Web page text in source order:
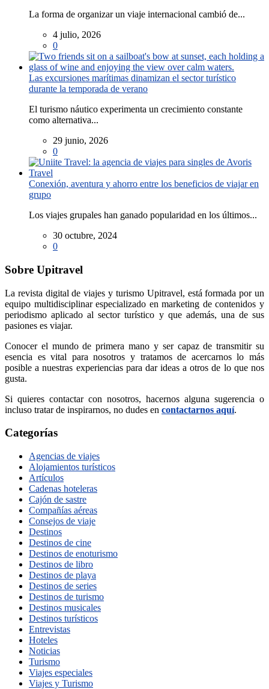
La forma de organizar un viaje internacional cambió de...
4 julio, 2026
0
Las excursiones marítimas dinamizan el sector turístico
durante la temporada de verano
El turismo náutico experimenta un crecimiento constante
como alternativa...
29 junio, 2026
0
Conexión, aventura y ahorro entre los beneficios de viajar en
grupo
Los viajes grupales han ganado popularidad en los últimos...
30 octubre, 2024
0
Sobre Upitravel
La revista digital de viajes y turismo Upitravel, está formada por un
equipo multidisciplinar especializado en marketing de contenidos y
periodismo aplicado al sector turístico y que además, una de sus
pasiones es viajar.
Conocer el mundo de primera mano y ser capaz de transmitir su
esencia es vital para nosotros y tratamos de acercarnos lo más
posible a nuestras experiencias para dar ideas a otros de lo que nos
gusta.
Si quieres contactar con nosotros, hacernos alguna sugerencia o
incluso tratar de inspirarnos, no dudes en contactarnos aquí.
Categorías
Agencias de viajes
Alojamientos turísticos
Artículos
Cadenas hoteleras
Cajón de sastre
Compañías aéreas
Consejos de viaje
Destinos
Destinos de cine
Destinos de enoturismo
Destinos de libro
Destinos de playa
Destinos de series
Destinos de turismo
Destinos musicales
Destinos turísticos
Entrevistas
Hoteles
Noticias
Turismo
Viajes especiales
Viajes y Turismo